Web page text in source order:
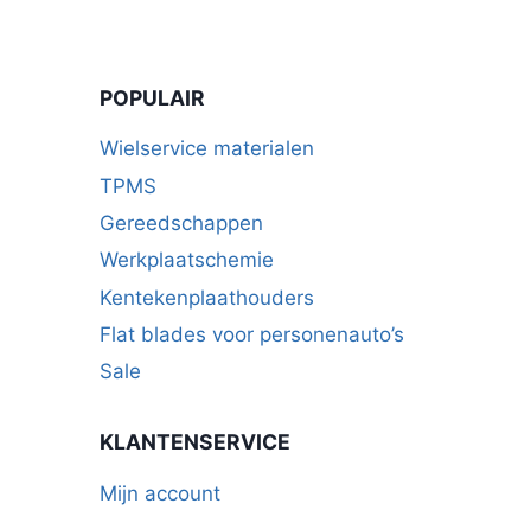
POPULAIR
Wielservice materialen
TPMS
Gereedschappen
Werkplaatschemie
Kentekenplaathouders
Flat blades voor personenauto’s
Sale
KLANTENSERVICE
Mijn account